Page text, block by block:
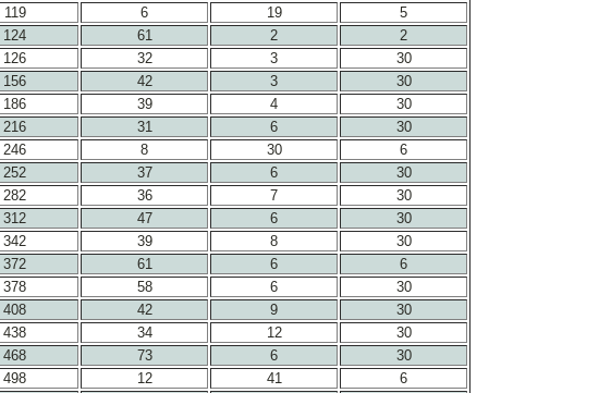
119 6 19
5
124 61 2
2
126 32 3
30
156 42 3
30
186 39 4
30
216 31 6
30
246 8 30
6
252 37 6
30
282 36 7
30
312 47 6
30
342 39 8
30
372 61 6
6
378 58 6
30
408 42 9
30
438 34 12
30
468 73 6
30
498 12 41
6